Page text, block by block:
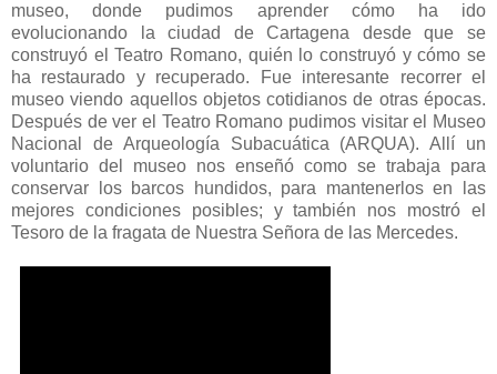
museo, donde pudimos aprender cómo ha ido
evolucionando la ciudad de Cartagena desde que se
construyó el Teatro Romano, quién lo construyó y cómo se
ha restaurado y recuperado. Fue interesante recorrer el
museo viendo aquellos objetos cotidianos de otras épocas.
Después de ver el Teatro Romano pudimos visitar el Museo
Nacional de Arqueología Subacuática (ARQUA). Allí un
voluntario del museo nos enseñó como se trabaja para
conservar los barcos hundidos, para mantenerlos en las
mejores condiciones posibles; y también nos mostró el
Tesoro de la fragata de Nuestra Señora de las Mercedes.